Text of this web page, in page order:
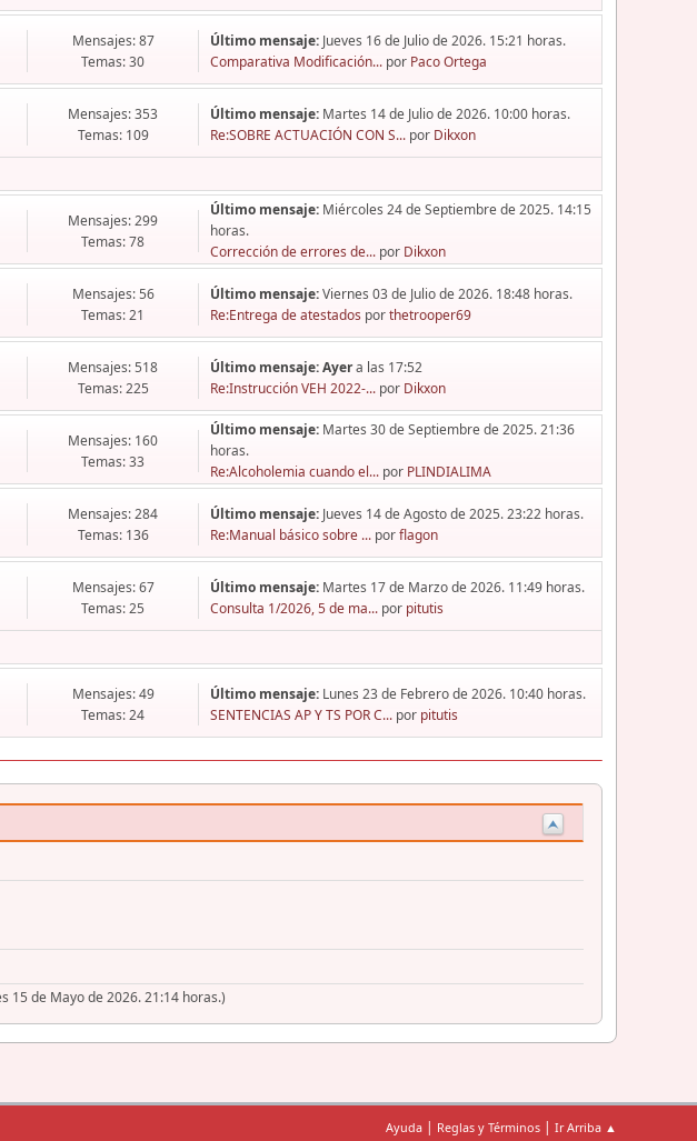
Mensajes: 87
Temas: 30
Último mensaje: Jueves 16 de Julio de 2026. 15:21 horas.
Comparativa Modificación... por Paco Ortega
Mensajes: 353
Temas: 109
Último mensaje: Martes 14 de Julio de 2026. 10:00 horas.
Re:SOBRE ACTUACIÓN CON S... por Dikxon
Mensajes: 299
Temas: 78
Último mensaje: Miércoles 24 de Septiembre de 2025. 14:15
horas.
Corrección de errores de... por Dikxon
Mensajes: 56
Temas: 21
Último mensaje:Viernes 03 de Julio de 2026. 18:48 horas.
Re:Entrega de atestados porthetrooper69
Mensajes: 518
Temas: 225
Último mensaje:Ayera las 17:52
Re:Instrucción VEH 2022-... por Dikxon
Mensajes: 160
Temas: 33
Último mensaje: Martes 30 de Septiembre de 2025. 21:36
horas.
Re:Alcoholemia cuando el... por PLINDIALIMA
Mensajes: 284
Temas: 136
Último mensaje: Jueves 14 de Agosto de 2025. 23:22 horas.
Re:Manual básico sobre ... porflagon
Mensajes: 67
Temas: 25
Último mensaje: Martes 17 de Marzo de 2026. 11:49 horas.
Consulta 1/2026, 5 de ma... por pitutis
Mensajes: 49
Temas: 24
Último mensaje: Lunes 23 de Febrero de 2026. 10:40 horas.
SENTENCIAS AP Y TS POR C... por pitutis
15 de Mayo de 2026. 21:14 horas.)
Ayuda | Reglas y Términos | Ir Arriba ▲